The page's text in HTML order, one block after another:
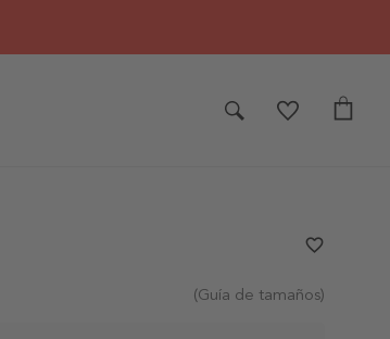
(Guía de tamaños)
favorite_border